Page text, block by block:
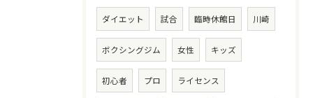
ダイエット 試合 臨時休館日 川崎
ボクシングジム 女性 キッズ
初心者 プロ ライセンス